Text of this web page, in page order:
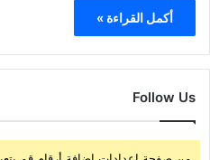
أكمل القراءة »
Follow Us